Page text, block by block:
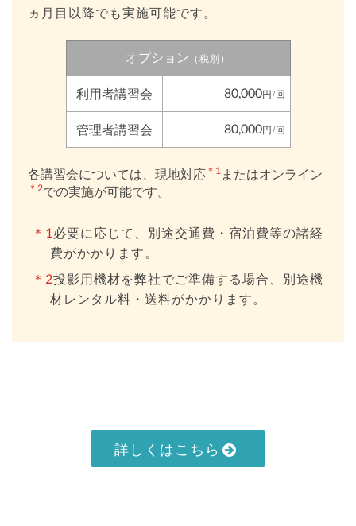
ヵ月目以降でも実施可能です。
オプション （税別）
利用者講習会 80,000円/回
管理者講習会 80,000円/回
各講習会については、現地対応 ＊1 またはオンライン
＊2での実施が可能です。
＊1必要に応じて、別途交通費・宿泊費等の諸経
費がかかります。
＊2投影用機材を弊社でご準備する場合、別途機
材レンタル料・送料がかかります。
詳しくはこちら